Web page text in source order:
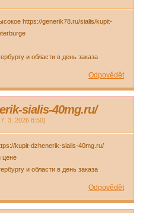
https://generik78.ru/sialis/kupit-
и области в день заказа
Odpovědět
sialis-40mg.ru/
3. 2026 8:50)
kupit-dzhenerik-sialis-40mg.ru/
цене
и области в день заказа
Odpovědět